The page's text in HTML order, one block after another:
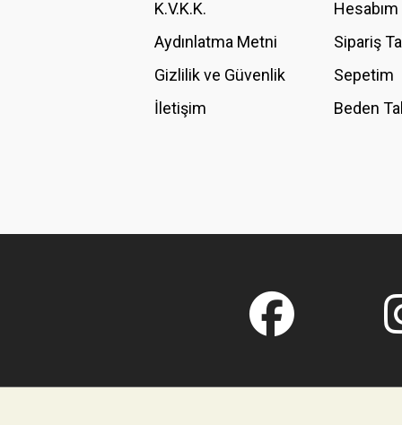
Bu ürüne benzer farklı alternatifler olmalı.
K.V.K.K.
Aydınlatma Metni
Gizlilik ve Güvenlik
İletişim
Hesabım
Sipariş
Sepetim
Beden